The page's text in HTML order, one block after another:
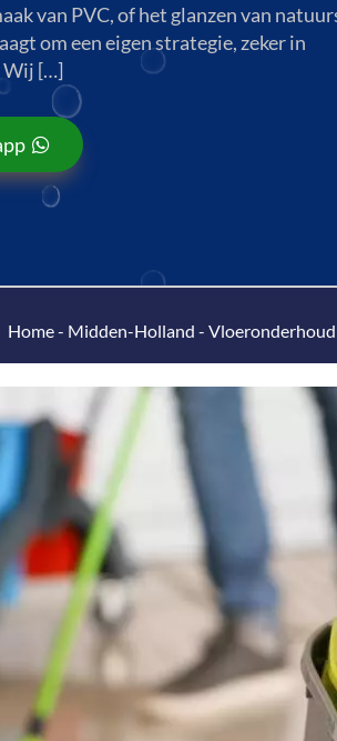
van PVC, of het glanzen van
om een eigen strategie, zeker in
Wij […]
Home- Midden-Holland -